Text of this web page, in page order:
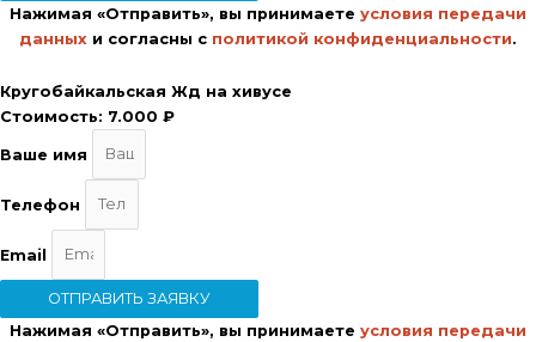
Нажимая «Отправить», вы принимаете условия передачи
данных и согласны с политикой конфиденциальности.
Кругобайкальская Жд на хивусе
Стоимость: 7.000 ₽
Ваше имя
Телефон
Email
ОТПРАВИТЬ ЗАЯВКУ
Нажимая «Отправить», вы принимаете условия передачи